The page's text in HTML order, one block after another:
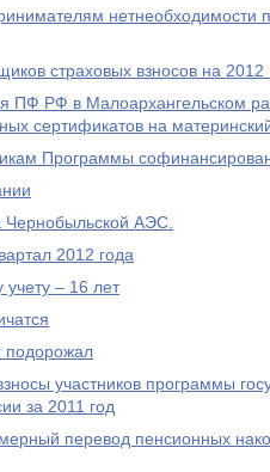
нетнеобходимости
страховых взносов на 2012
ПФ РФ в Малоархангельском
сертификатов на
Программы
Чернобыльской АЭС.
2012 года
– 16 лет
подорожал
участников программы
за 2011 год
перевод пенсионных